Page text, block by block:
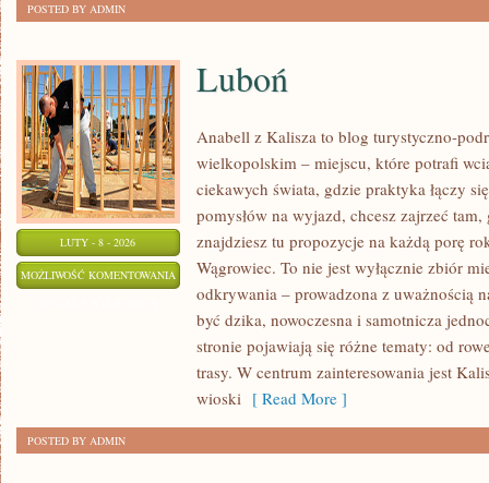
POSTED BY ADMIN
LUTY - 8 - 2026
MOŻLIWOŚĆ KOMENTOWANIA LUBOŃ
Luboń
Anabell z Kalisza to blog turystyczno-
wielkopolskim – miejscu, które potrafi
ciekawych świata, gdzie praktyka łączy
pomysłów na wyjazd, chcesz zajrzeć
znajdziesz tu propozycje na każdą porę
Wągrowiec. To nie jest wyłącznie zbiór
odkrywania – prowadzona z uważnością
być dzika, nowoczesna i samotnicza
stronie pojawiają się różne tematy: od
trasy. W centrum zainteresowania jest
wioski [ Read More ]
POSTED BY ADMIN